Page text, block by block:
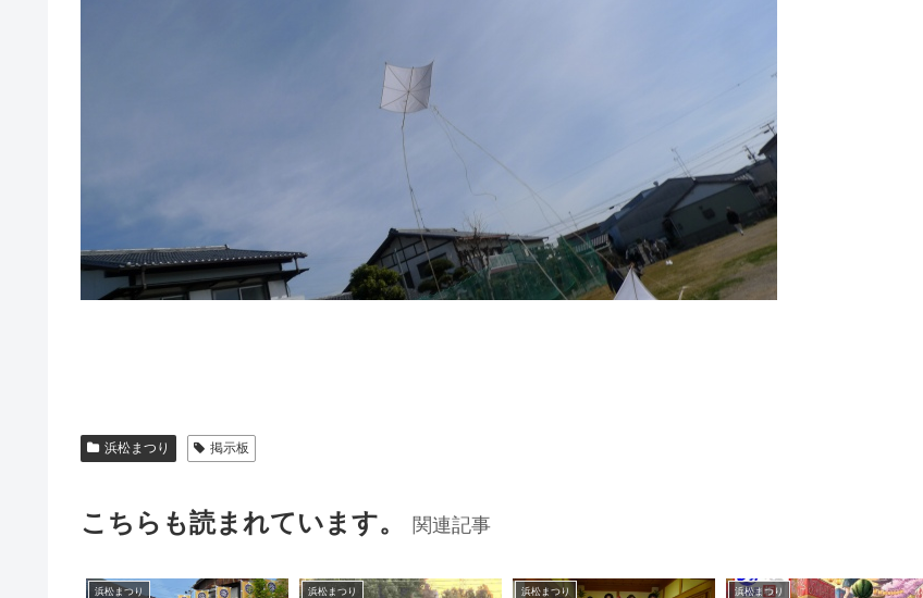
浜松まつり 掲示板
こちらも読まれています。 関連記事
浜松まつり 浜松まつり 浜松まつり 浜松まつり